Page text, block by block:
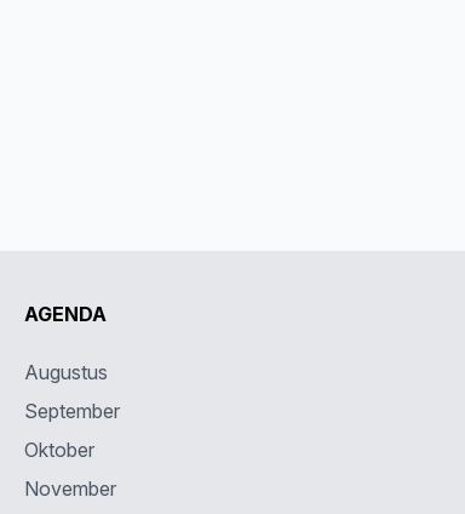
AGENDA
Augustus
September
Oktober
November